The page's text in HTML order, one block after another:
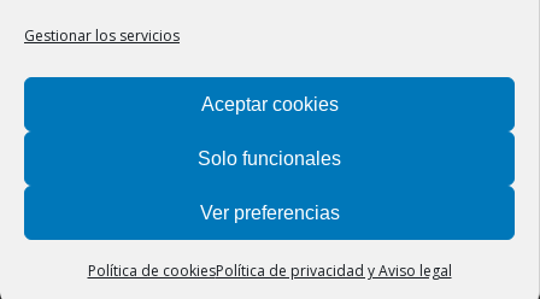
Gestionar los servicios
Aceptar cookies
Solo funcionales
Ver preferencias
Política de cookiesPolítica de privacidad y Aviso legal
como se indica en laPolítica de privacidad
©2022 Ayuntamiento de Figueruelas |Política de privacidad y
Diseñado porEstudio Digital MCClic.